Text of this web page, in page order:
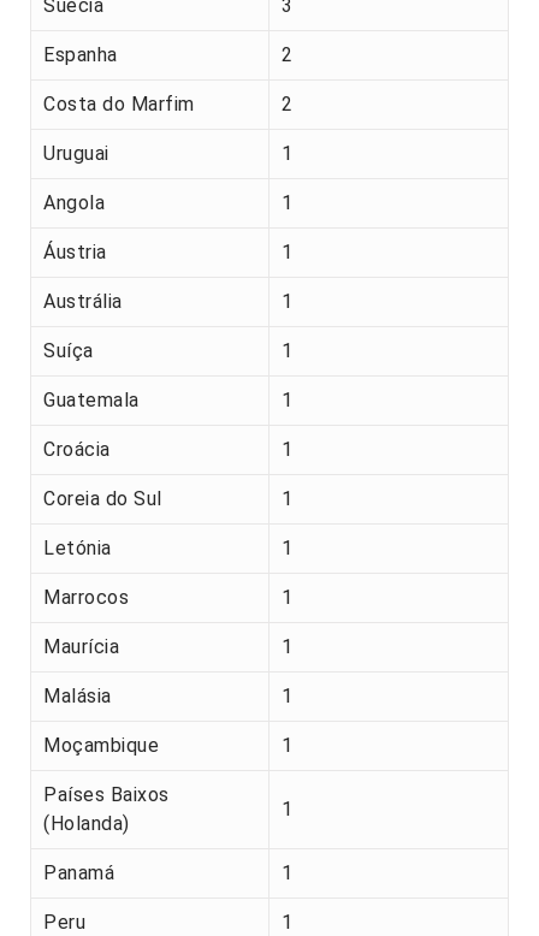
Suécia 3
Espanha 2
Costa do Marfim 2
Uruguai 1
Angola 1
Áustria 1
Austrália 1
Suíça 1
Guatemala 1
Croácia 1
Coreia do Sul 1
Letónia 1
Marrocos 1
Maurícia 1
Malásia 1
Moçambique 1
Países Baixos
(Holanda)
1
Panamá 1
Peru 1